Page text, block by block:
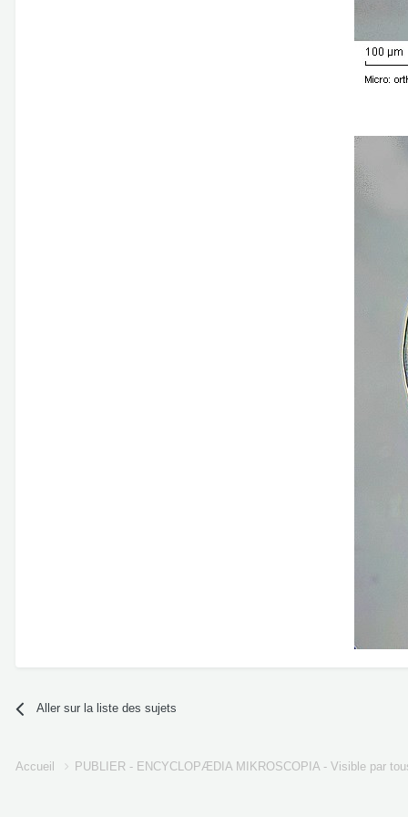
Aller sur la liste des sujets
Accueil PUBLIER - ENCYCLOPÆDIA MIKROSCOPIA - Visible par